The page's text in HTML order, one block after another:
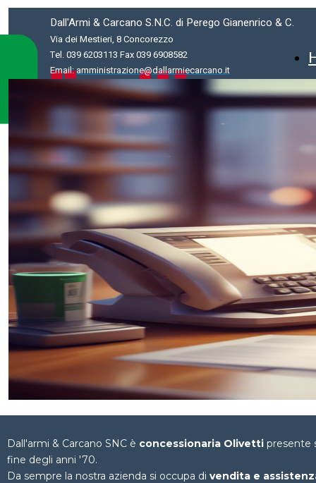
Dall'Armi & Carcano S.N.C. di Perego Gianenrico & C.
Via dei Mestieri, 8 Concorezzo
Tel. 039 6203113 Fax 039 6908582
Email:amministrazione@dallarmiecarcano.it
Dall'armi & Carcano SNC è concessionaria Olivetti presente
fine degli anni '70.
Da sempre la nostra azienda si occupa di vendita e